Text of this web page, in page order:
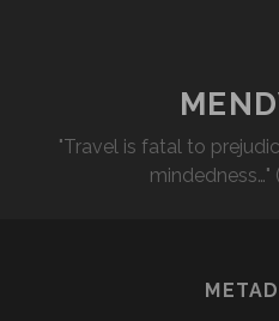
"Travel is fatal to
mindedness…"